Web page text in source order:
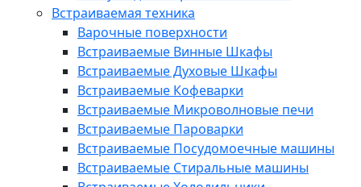
Встраиваемая техника
Варочные поверхности
Встраиваемые Винные Шкафы
Встраиваемые Духовые Шкафы
Встраиваемые Кофеварки
Встраиваемые Микроволновые печи
Встраиваемые Пароварки
Встраиваемые Посудомоечные машины
Встраиваемые Стиральные машины